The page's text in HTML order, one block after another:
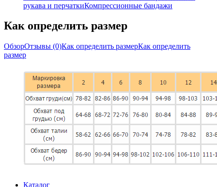
рукава и перчаткиКомпрессионные бандажи
Как определить размер
ОбзорОтзывы (0)Как определить размерКак определить
размер
Каталог